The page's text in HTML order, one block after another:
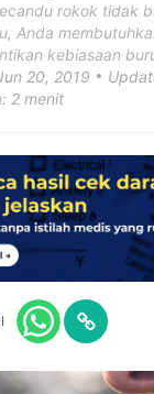
rokok tidak
Anda
kebiasaan
20, 2019
2 menit